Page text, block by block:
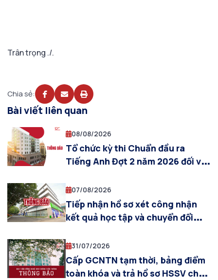
Trân trọng ./.
Chia sẻ:
Bài viết liên quan
08/08/2026
Tổ chức kỳ thi Chuẩn đầu ra
Tiếng Anh Đợt 2 năm 2026 đối với
Hà Nội
07/08/2026
Tiếp nhận hồ sơ xét công nhận
kết quả học tập và chuyển đổi
các môn thi ACCA toàn cầu sang
các học phần tương ứng thuộc
chương trình đào tạo ngành Kế
31/07/2026
Cấp GCNTN tạm thời, bảng điểm
toàn khóa và trả hồ sơ HSSV cho